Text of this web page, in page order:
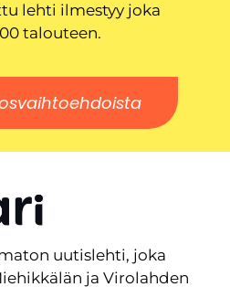
lehti ilmestyy joka
talouteen.
uutislehti, joka
ja Virolahden